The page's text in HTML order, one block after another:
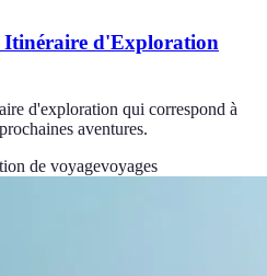
Itinéraire d'Exploration
d'exploration qui correspond à
aventures.
de voyagevoyages